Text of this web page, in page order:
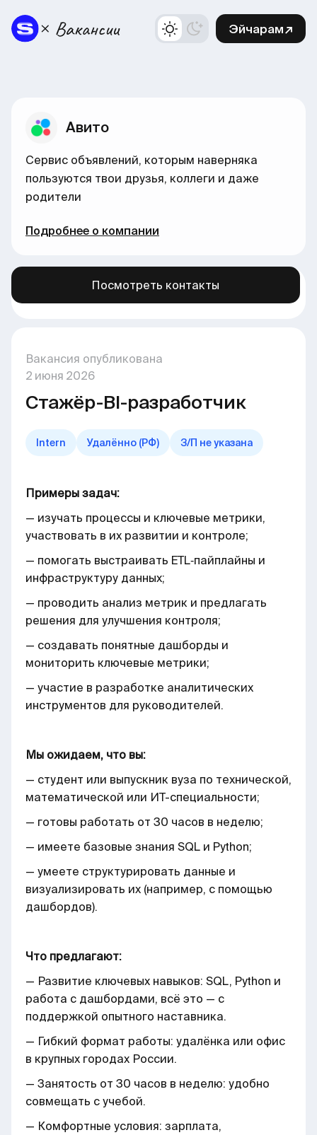
Эйчарам↗
Вакансия опубликована
2 июня 2026
Стажёр-BI-разработчик
Intern Удалённо (РФ) З/П не указана
Примеры задач:
— изучать процессы и ключевые метрики,
участвовать в их развитии и контроле;
— помогать выстраивать ETL‑пайплайны и
инфраструктуру данных;
— проводить анализ метрик и предлагать
решения для улучшения контроля;
— создавать понятные дашборды и
мониторить ключевые метрики;
— участие в разработке аналитических
инструментов для руководителей.
Мы ожидаем, что вы:
— студент или выпускник вуза по технической,
математической или ИТ-специальности;
— готовы работать от 30 часов в неделю;
— имеете базовые знания SQL и Python;
— умеете структурировать данные и
визуализировать их (например, с помощью
дашбордов).
Что предлагают:
— Развитие ключевых навыков: SQL, Python и
работа с дашбордами, всё это — с
поддержкой опытного наставника.
— Гибкий формат работы: удалёнка или офис
в крупных городах России.
— Занятость от 30 часов в неделю: удобно
совмещать с учебой.
— Комфортные условия: зарплата,
Авито
Сервис объявлений, которым наверняка
пользуются твои друзья, коллеги и даже
родители
Подробнее о компании
Посмотреть контакты
Больше вакансий в нашем канале →